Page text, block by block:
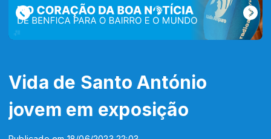
Vida de Santo António
jovem em exposição